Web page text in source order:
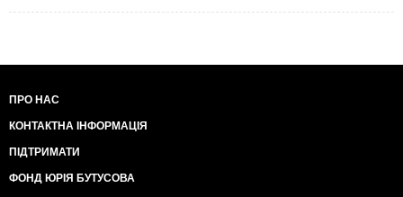
ПРО НАС
КОНТАКТНА ІНФОРМАЦІЯ
ПІДТРИМАТИ
ФОНД ЮРІЯ БУТУСОВА